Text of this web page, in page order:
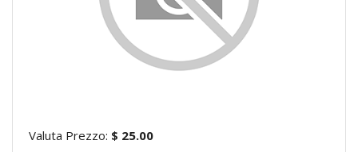
Valuta Prezzo: $ 25.00